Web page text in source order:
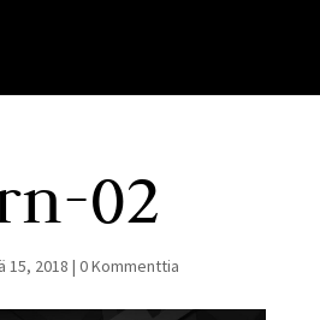
02
15, 2018 | 0 Kommenttia